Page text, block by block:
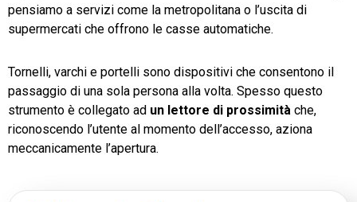
pensiamo a servizi come la metropolitana o l’uscita di
supermercati che offrono le casse automatiche.
Tornelli, varchi e portelli sono dispositivi che consentono il
passaggio di una sola persona alla volta. Spesso questo
strumento è collegato ad un lettore di prossimità che,
riconoscendo l’utente al momento dell’accesso, aziona
meccanicamente l’apertura.